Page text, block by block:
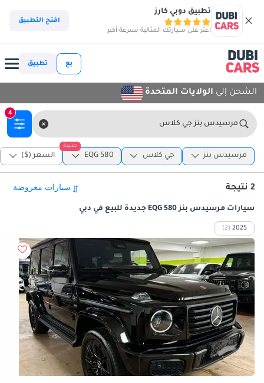
تطبيق دوبي كارز
اعثر على سيارتك المثالية بسرعة أكبر
افتح التطبيق
بع تطبيق
الشحن إلى الولايات المتحدة
مرسيدس بنز جي كلاس
4
مرسيدس بنز جي كلاس
جديدة
EQG 580 السعر ($)
2 نتيجة
سيارات مرسيدس بنز EQG 580 جديدة للبيع في دبي
2025
(2)